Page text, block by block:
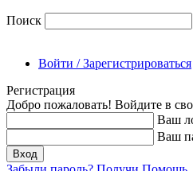
Поиск
Войти / Зарегистрироваться
Регистрация
Добро пожаловать! Войдите в
Ваш
Ваш